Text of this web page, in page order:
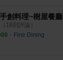
創料理~樹屋餐廳
（ 18則評論）
・ Fine Dining